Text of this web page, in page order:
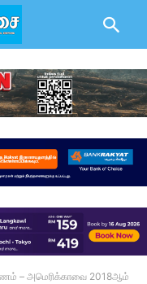
– அமெரிக்காவை 2018ஆம்